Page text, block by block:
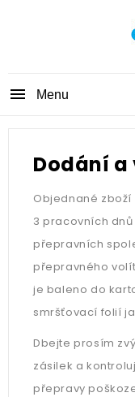

Dodání a
Objednané
3 pracovních
přepravních
přepravného
je baleno do
smršťovací folií
Dbejte prosím
zásilek a
přepravy